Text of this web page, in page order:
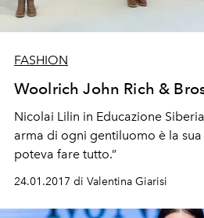
FASHION
Woolrich John Rich &
Nicolai Lilin in Educazione
arma di ogni gentiluomo è la
poteva fare tutto.”
24.01.2017 di Valentina Giarisi